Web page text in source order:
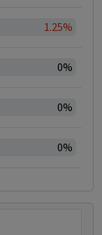
1.25%
0%
0%
0%